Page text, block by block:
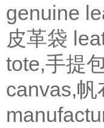
genuine
皮革袋
tote,手提
canvas,帆